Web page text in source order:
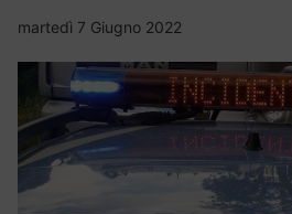
martedì 7 Giugno 2022